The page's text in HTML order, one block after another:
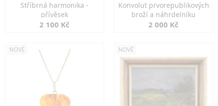
Stříbrná harmonika -
přívěsek
2 100 Kč
Konvolut prvorepublikových
broží a náhrdelníku
2 000 Kč
NOVÉ NOVÉ